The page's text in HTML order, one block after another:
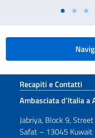
Sezione
Recapiti e Contatti
Ambasciata d’Italia a
Jabriya, Block 9,
Safat – 13045 Kuwait